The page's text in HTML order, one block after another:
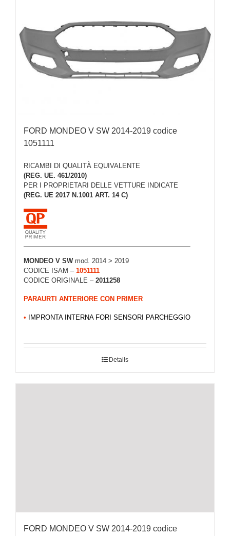
FORD MONDEO V SW 2014-2019 codice
1051111
RICAMBI DI QUALITÀ EQUIVALENTE
(REG. UE. 461/2010)
PER I PROPRIETARI DELLE VETTURE INDICATE
(REG. UE 2017 N.1001 ART. 14 C)
MONDEO V SW mod. 2014 > 2019
CODICE ISAM – 1051111
CODICE ORIGINALE – 2011258
PARAURTI ANTERIORE CON PRIMER
• IMPRONTA INTERNA FORI SENSORI PARCHEGGIO
Details
FORD MONDEO V SW 2014-2019 codice